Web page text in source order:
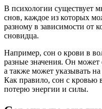
В психологии существует
снов, каждое из которых
разному в зависимости от
сновидца.
Например, сон о крови в
разные значения. Он
а также может указывать
Как правило, сон с кровью
потерю энергии и силы.